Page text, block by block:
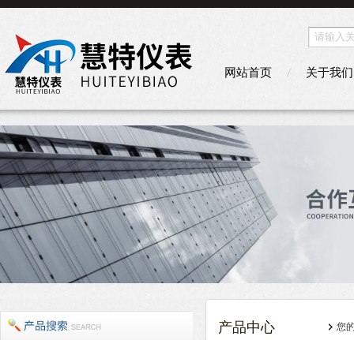
网站首页 关于我们
产品中心 您